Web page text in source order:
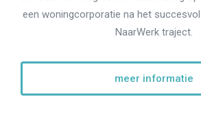
een woningcorporatie na het
NaarWerk traject.
meer informatie